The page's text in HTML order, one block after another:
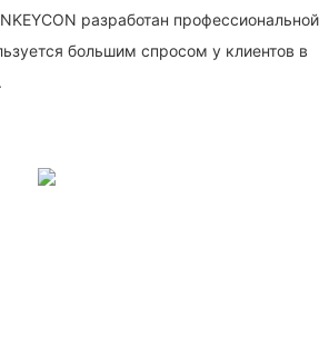
разработан профессиональной
большим спросом у клиентов в